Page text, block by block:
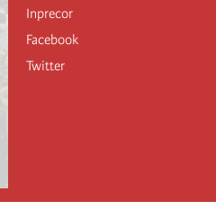
Inprecor
Facebook
Twitter